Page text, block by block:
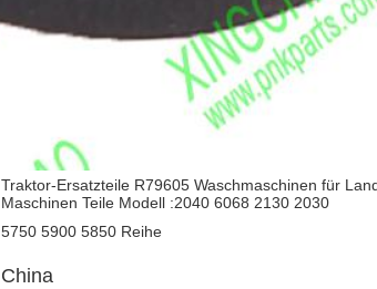
Traktor-Ersatzteile R79605 Waschmaschinen für
Maschinen Teile Modell :2040 6068 2130 2030
5750 5900 5850 Reihe
China